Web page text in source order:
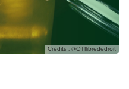
Crédits : @OTIlibrededroit